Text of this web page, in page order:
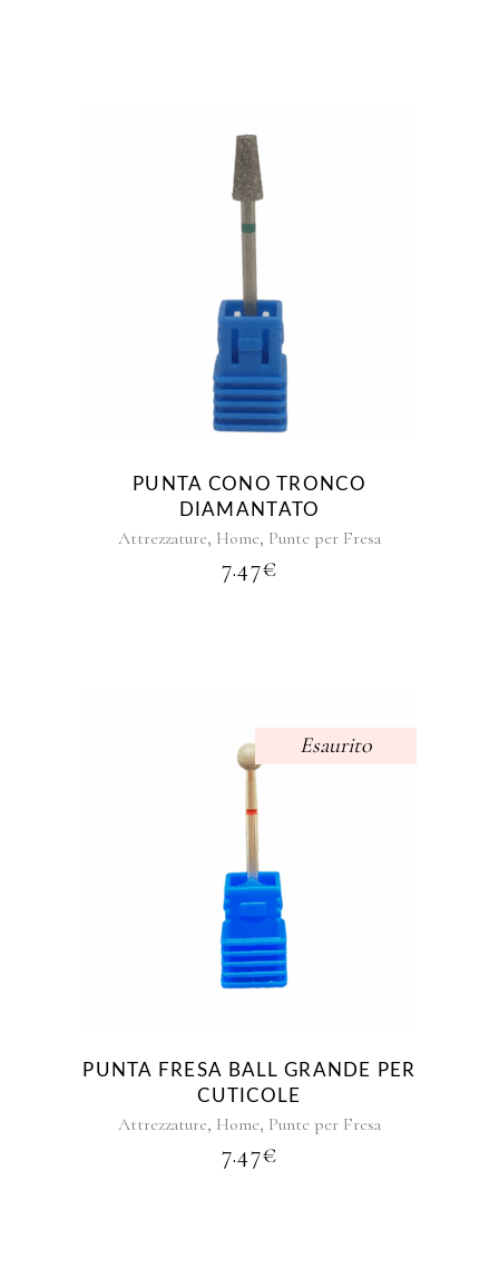
PUNTA CONO TRONCO
DIAMANTATO
Attrezzature, Home, Punte per Fresa
7.47€
Esaurito
PUNTA FRESA BALL GRANDE PER
CUTICOLE
Attrezzature, Home, Punte per Fresa
7.47€